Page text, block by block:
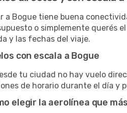
a Bogue tiene buena
o simplemente querés
y las fechas del viaje.
con escala a Bogue
tu ciudad no hay vuelo
de horario durante el día
elegir la aerolínea que